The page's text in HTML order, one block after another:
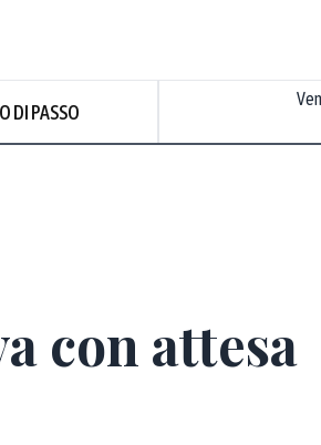
DI PASSO
soleggiato
con attesa